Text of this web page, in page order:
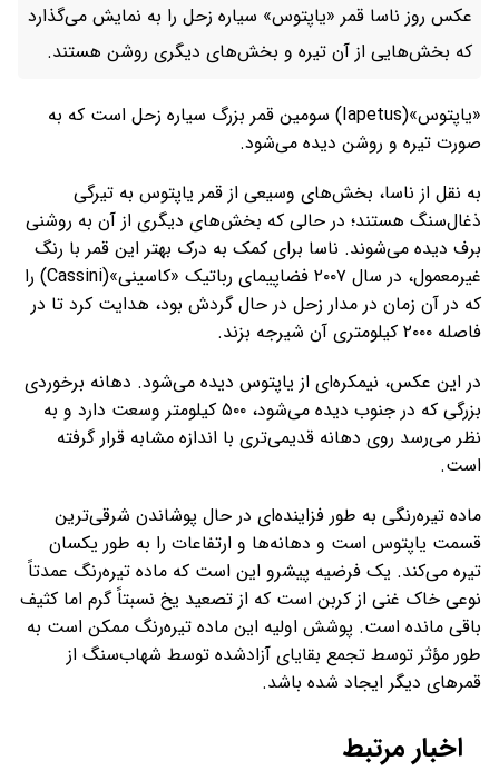
عکس روز ناسا قمر «یاپتوس» سیاره زحل را به نمایش می‌گذارد
که بخش‌هایی از آن تیره و بخش‌های دیگری روشن هستند.
«یاپتوس»(Iapetus) سومین قمر بزرگ سیاره زحل است که به
صورت تیره و روشن دیده می‌شود.
به نقل از ناسا، بخش‌های وسیعی از قمر یاپتوس به تیرگی
ذغال‌سنگ هستند؛ در حالی که بخش‌های دیگری از آن به روشنی
برف دیده می‌شوند. ناسا برای کمک به درک بهتر این قمر با رنگ
غیرمعمول، در سال ۲۰۰۷ فضاپیمای رباتیک «کاسینی»(Cassini) را
که در آن زمان در مدار زحل در حال گردش بود، هدایت کرد تا در
فاصله ۲۰۰۰ کیلومتری آن شیرجه بزند.
در این عکس، نیمکره‌ای از یاپتوس دیده می‌شود. دهانه برخوردی
بزرگی که در جنوب دیده می‌شود، ۵۰۰ کیلومتر وسعت دارد و به
نظر می‌رسد روی دهانه قدیمی‌تری با اندازه مشابه قرار گرفته
است.
ماده تیره‌رنگی به طور فزاینده‌ای در حال پوشاندن شرقی‌ترین
قسمت یاپتوس است و دهانه‌ها و ارتفاعات را به طور یکسان
تیره می‌کند. یک فرضیه پیشرو این است که ماده تیره‌رنگ عمدتاً
نوعی خاک غنی از کربن است که از تصعید یخ نسبتاً گرم اما کثیف
باقی مانده است. پوشش اولیه این ماده تیره‌رنگ ممکن است به
طور مؤثر توسط تجمع بقایای آزادشده توسط شهاب‌سنگ از
قمرهای دیگر ایجاد شده باشد.
اخبار مرتبط